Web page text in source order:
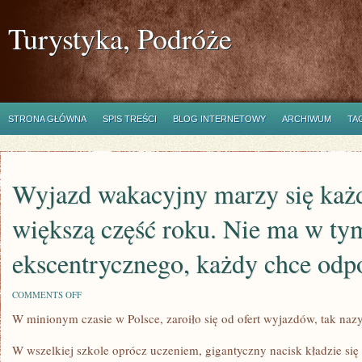
Turystyka, Podróże
STRONA GŁÓWNA SPIS TREŚCI BLOG INTERNETOWY ARCHIWUM
Wyjazd wakacyjny marzy się
większą część roku. Nie ma w
ekscentrycznego, każdy chce
COMMENTS OFFON
WAKACYJNY
KAŻDEMU
W minionym czasie w Polsce, zaroiło się od ofert wyjazdów, tak
W wszelkiej szkole oprócz uczeniem, gigantyczny nacisk kładzie